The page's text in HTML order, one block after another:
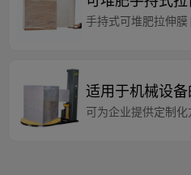
手持式可堆肥拉伸膜
适用于机械设
可为企业提供定制